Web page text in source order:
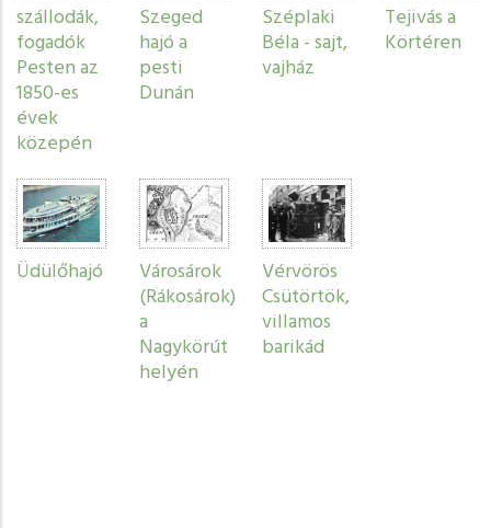
szállodák,
fogadók
Pesten az
1850-es
évek
közepén
Szeged
hajó a
pesti
Dunán
Széplaki
Béla - sajt,
vajház
Tejivás a
Körtéren
Üdülőhajó Városárok
(Rákosárok)
a
Nagykörút
helyén
Vérvörös
Csütörtök,
villamos
barikád